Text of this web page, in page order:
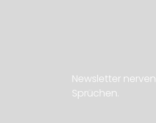
Newsletter
Sprüchen.